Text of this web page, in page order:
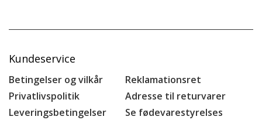
Kundeservice
Betingelser og vilkår
Privatlivspolitik
Leveringsbetingelser
Reklamationsret
Adresse til returvarer
Se fødevarestyrelses